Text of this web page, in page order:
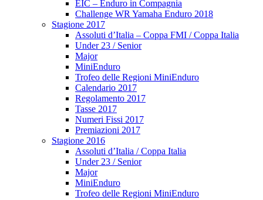
EIC – Enduro in Compagnia
Challenge WR Yamaha Enduro 2018
Stagione 2017
Assoluti d’Italia – Coppa FMI / Coppa Italia
Under 23 / Senior
Major
MiniEnduro
Trofeo delle Regioni MiniEnduro
Calendario 2017
Regolamento 2017
Tasse 2017
Numeri Fissi 2017
Premiazioni 2017
Stagione 2016
Assoluti d’Italia / Coppa Italia
Under 23 / Senior
Major
MiniEnduro
Trofeo delle Regioni MiniEnduro